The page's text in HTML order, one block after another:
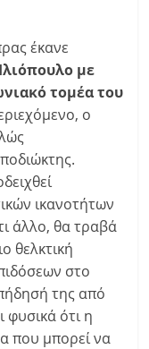
έκανε
με
τομέα του
ο
ικανοτήτων
άλλο, θα τραβά
θελκτική
στο
της από
φυσικά ότι η
που μπορεί να